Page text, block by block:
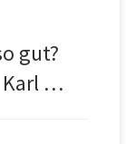
gut?
Karl …